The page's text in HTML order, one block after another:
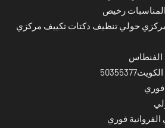
رخيص
حولي تنظيف دكتات تكييف مركزي
الفنطاس
فوري